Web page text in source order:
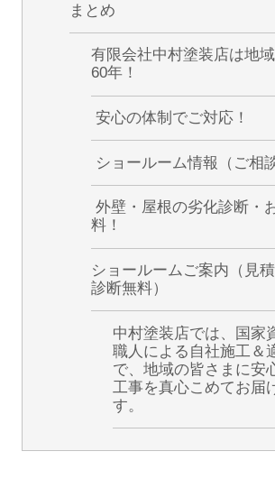
まとめ
有限会社中村塗装店は地
60年！
安心の体制でご対応！
ショールーム情報（ご相
外壁・屋根の劣化診断・
料！
ショールームご案内（見
診断無料）
中村塗装店では、国家
職人による自社施工＆
で、地域の皆さまに安
工事を真心こめてお届
す。